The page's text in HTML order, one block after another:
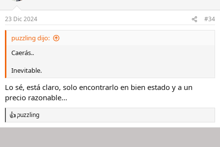
e
s
23 Dic 2024 #34
puzzling dijo:
Caerás..
Inevitable.
Lo sé, está claro, solo encontrarlo en bien estado y a un
precio razonable…
R
e
puzzling